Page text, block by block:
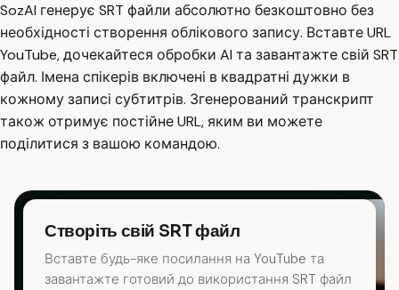
SozAI генерує SRT файли абсолютно безкоштовно без
необхідності створення облікового запису. Вставте URL
YouTube, дочекайтеся обробки AI та завантажте свій SRT
файл. Імена спікерів включені в квадратні дужки в
кожному записі субтитрів. Згенерований транскрипт
також отримує постійне URL, яким ви можете
поділитися з вашою командою.
Створіть свій SRT файл
Вставте будь-яке посилання на YouTube та
завантажте готовий до використання SRT файл